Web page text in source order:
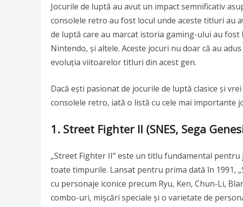
Jocurile de luptă au avut un impact semnificativ
consolele retro au fost locul unde aceste titluri au
de luptă care au marcat istoria gaming-ului au fost
Nintendo, și altele. Aceste jocuri nu doar că au
evoluția viitoarelor titluri din acest gen.
Dacă ești pasionat de jocurile de luptă clasice și
consolele retro, iată o listă cu cele mai importante
1. Street Fighter II (SNES, Sega
„Street Fighter II” este un titlu fundamental
toate timpurile. Lansat pentru prima dată în 1991,
cu personaje iconice precum Ryu, Ken, Chun-Li,
combo-uri, mișcări speciale și o varietate de